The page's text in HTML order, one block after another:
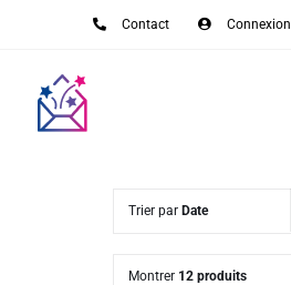
Contact Connexion
Trier par Date
Montrer 12 produits